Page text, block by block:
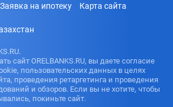
Заявка на ипотеку Карта сайта
сайт ORELBANKS.RU, вы даете согласие
пользовательских данных в целях
проведения ретаргетинга и проведения
и обзоров. Если вы не хотите, чтобы
покиньте сайт.